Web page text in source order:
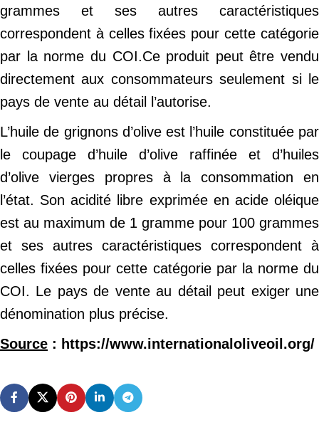
grammes et ses autres caractéristiques
correspondent à celles fixées pour cette catégorie
par la norme du COI.Ce produit peut être vendu
directement aux consommateurs seulement si le
pays de vente au détail l’autorise.
L’huile de grignons d’olive est l’huile constituée par
le coupage d’huile d’olive raffinée et d’huiles
d’olive vierges propres à la consommation en
l’état. Son acidité libre exprimée en acide oléique
est au maximum de 1 gramme pour 100 grammes
et ses autres caractéristiques correspondent à
celles fixées pour cette catégorie par la norme du
COI. Le pays de vente au détail peut exiger une
dénomination plus précise.
Source : https://www.internationaloliveoil.org/